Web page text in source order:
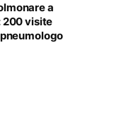
a
200 visite